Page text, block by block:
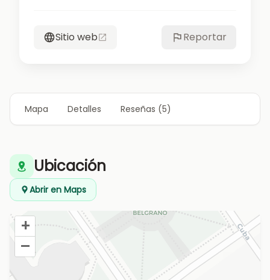
Sitio web Reportar
Mapa Detalles Reseñas (5)
Ubicación
Abrir en Maps
+
–